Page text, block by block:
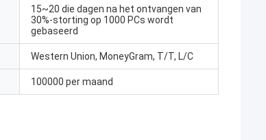
15~20 die dagen na het ontvangen van
30%-storting op 1000 PCs wordt
gebaseerd
Western Union, MoneyGram, T/T, L/C
100000 per maand